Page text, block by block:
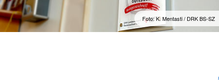
Foto: K. Mentasti / DRK BS-SZ